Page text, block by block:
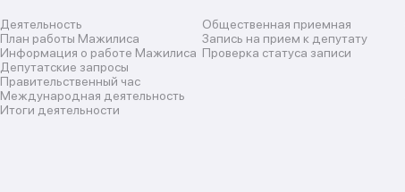
Деятельность
План работы Мажилиса
Информация о работе Мажилиса
Депутатские запросы
Правительственный час
Международная деятельность
Итоги деятельности
Общественная приемная
Запись на прием к депутату
Проверка статуса записи